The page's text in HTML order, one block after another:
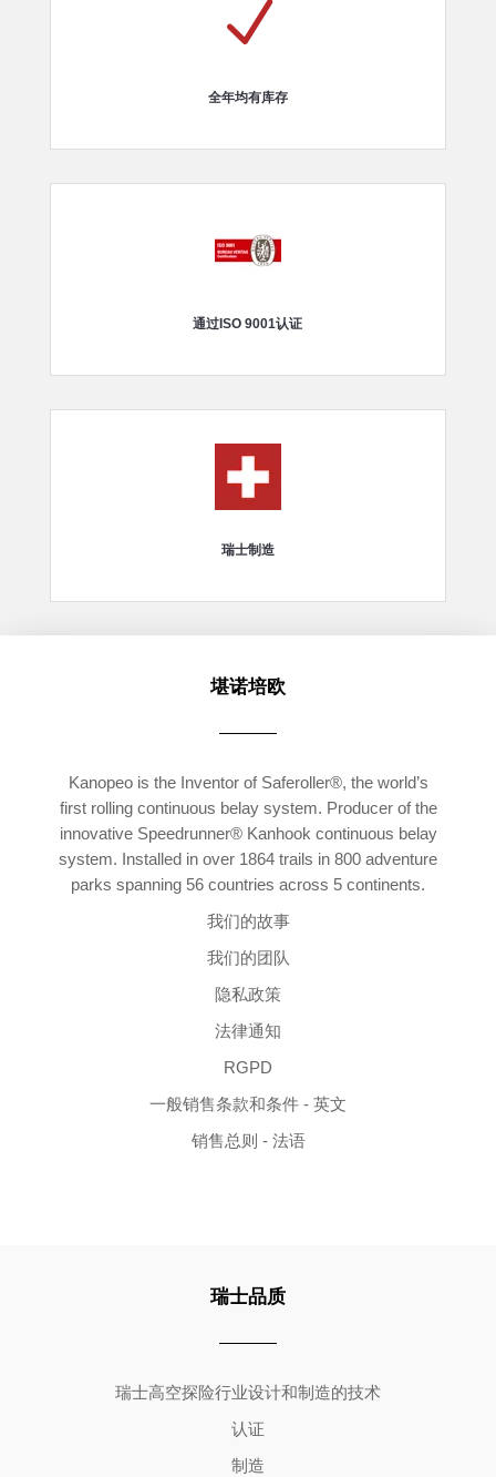
N
全年均有库存
通过ISO 9001认证
瑞士制造
堪诺培欧
Kanopeo is the Inventor of Saferoller®, the world’s
first rolling continuous belay system. Producer of the
innovative Speedrunner® Kanhook continuous belay
system. Installed in over 1864 trails in 800 adventure
parks spanning 56 countries across 5 continents.
我们的故事
我们的团队
隐私政策
法律通知
RGPD
一般销售条款和条件 - 英文
销售总则 - 法语
瑞士品质
瑞士高空探险行业设计和制造的技术
认证
制造